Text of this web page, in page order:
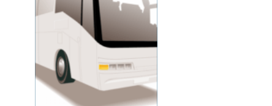
kreativitet, blir smycken
ofta en...